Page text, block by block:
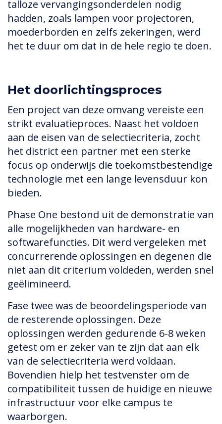
talloze vervangingsonderdelen nodig
hadden, zoals lampen voor projectoren,
moederborden en zelfs zekeringen, werd
het te duur om dat in de hele regio te doen.
Het doorlichtingsproces
Een project van deze omvang vereiste een
strikt evaluatieproces. Naast het voldoen
aan de eisen van de selectiecriteria, zocht
het district een partner met een sterke
focus op onderwijs die toekomstbestendige
technologie met een lange levensduur kon
bieden.
Phase One bestond uit de demonstratie van
alle mogelijkheden van hardware- en
softwarefuncties. Dit werd vergeleken met
concurrerende oplossingen en degenen die
niet aan dit criterium voldeden, werden snel
geëlimineerd.
Fase twee was de beoordelingsperiode van
de resterende oplossingen. Deze
oplossingen werden gedurende 6-8 weken
getest om er zeker van te zijn dat aan elk
van de selectiecriteria werd voldaan.
Bovendien hielp het testvenster om de
compatibiliteit tussen de huidige en nieuwe
infrastructuur voor elke campus te
waarborgen.